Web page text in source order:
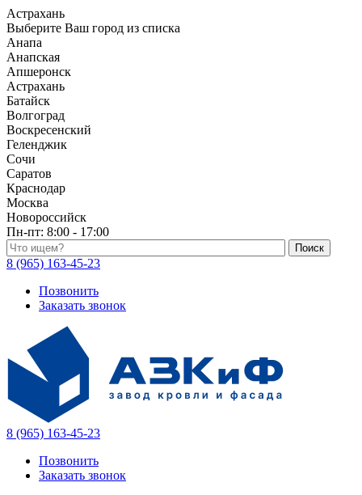
Астрахань
Выберите Ваш город из списка
Анапа
Анапская
Апшеронск
Астрахань
Батайск
Волгоград
Воскресенский
Геленджик
Сочи
Саратов
Краснодар
Москва
Новороссийск
Пн-пт: 8:00 - 17:00
Поиск по каталогу
8 (965) 163-45-23
Позвонить
Заказать звонок
8 (965) 163-45-23
Позвонить
Заказать звонок